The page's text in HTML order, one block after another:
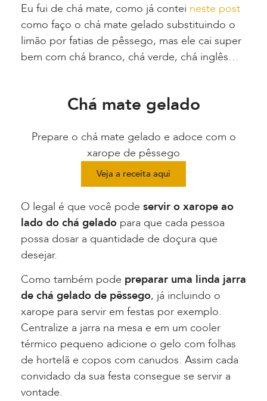
Eu fui de chá mate, como já contei neste post
como faço o chá mate gelado substituindo o
limão por fatias de pêssego, mas ele cai super
bem com chá branco, chá verde, chá inglês…
Chá mate gelado
Prepare o chá mate gelado e adoce com o
xarope de pêssego
Veja a receita aqui
O legal é que você pode servir o xarope ao
lado do chá gelado para que cada pessoa
possa dosar a quantidade de doçura que
desejar.
Como também pode preparar uma linda jarra
de chá gelado de pêssego, já incluindo o
xarope para servir em festas por exemplo.
Centralize a jarra na mesa e em um cooler
térmico pequeno adicione o gelo com folhas
de hortelã e copos com canudos. Assim cada
convidado da sua festa consegue se servir a
vontade.